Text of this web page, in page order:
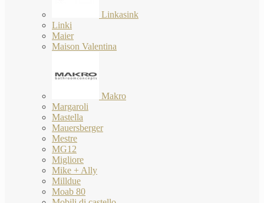
Linkasink
Linki
Maier
Maison Valentina
Makro
Margaroli
Mastella
Mauersberger
Mestre
MG12
Migliore
Mike + Ally
Milldue
Moab 80